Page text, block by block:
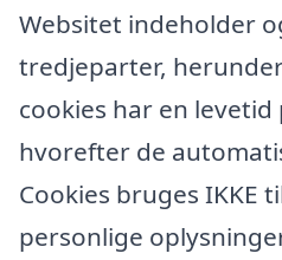
Websitet indeholder
tredjeparter,
cookies har en levetid
hvorefter de
Cookies bruges IKKE
personlige